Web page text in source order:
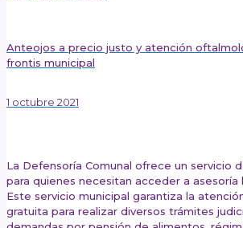
Anteojos a precio justo y atención
frontis municipal
1 octubre 2021
La Defensoría Comunal ofrece un servicio
para quienes necesitan acceder a asesoría
Este servicio municipal garantiza la
gratuita para realizar diversos trámites